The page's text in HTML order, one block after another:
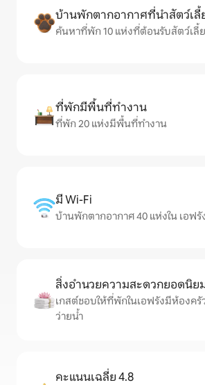
บ้านพักตากอากาศที่นำสัตว์เลี้
ค้นหาที่พัก 10 แห่งที่ต้อนรับสัตว์เลี้
ที่พักมีพื้นที่ทำงาน
ที่พัก 20 แห่งมีพื้นที่ทำงาน
มี Wi-Fi
บ้านพักตากอากาศ 40 แห่งใน เอฟรั
สิ่งอำนวยความสะดวกยอดนิย
เกสต์ชอบให้ที่พักในเอฟรังมีห้องครั
ว่ายน้ำ
คะแนนเฉลี่ย 4.8